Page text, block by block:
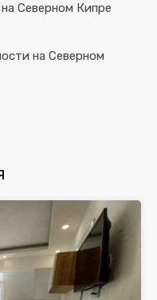
Северном Кипре
на Северном